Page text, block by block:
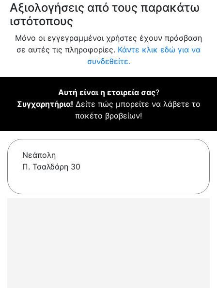
Αξιολογήσεις από τους παρακάτω
ιστότοπους
Μόνο οι εγγεγραμμένοι χρήστες έχουν πρόσβαση
σε αυτές τις πληροφορίες. Κάντε κλικ εδώ για να
συνδεθείτε.
Αυτή είναι η εταιρεία σας?
Συγχαρητήρια! Δείτε πώς μπορείτε να λάβετε το
πακέτο βραβείων!
Νεάπολη
Π. Τσαλδάρη 30